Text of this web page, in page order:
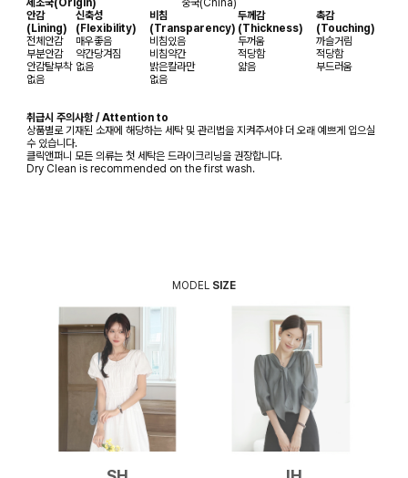
제조국(Origin)
중국(China)
안감
(Lining)
신축성
(Flexibility)
비침
(Transparency)
두께감
(Thickness)
촉감
(Touching)
전체안감
매우좋음 비침있음 두꺼움
까슬거림
부분안감
약간당겨짐 비침약간 적당함
적당함
안감탈부착 없음 밝은칼라만 얇음
부드러움
없음
없음
취급시 주의사항 / Attention to
상품별로 기재된 소재에 해당하는 세탁 및 관리법을 지켜주셔야 더 오래 예쁘게 입으실
수 있습니다.
클릭앤퍼니 모든 의류는 첫 세탁은 드라이크리닝을 권장합니다.
Dry Clean is recommended on the first wash.
MODEL SIZE